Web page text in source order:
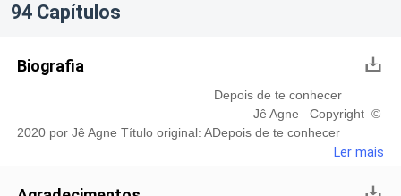
94 Capítulos
Biografia
Depois de te conhecer
Jê Agne Copyright ©
2020 por Jê Agne Título original: ADepois de te conhecer
de Porto Alegre, em meio a tantas adversidades começou a
Ler mais